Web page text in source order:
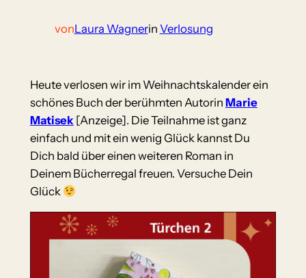
vonLaura Wagnerin Verlosung
Heute verlosen wir im Weihnachtskalender ein
schönes Buch der berühmten Autorin Marie
Matisek[Anzeige]. Die Teilnahme ist ganz
einfach und mit ein wenig Glück kannst Du
Dich bald über einen weiteren Roman in
Deinem Bücherregal freuen. Versuche Dein
Glück